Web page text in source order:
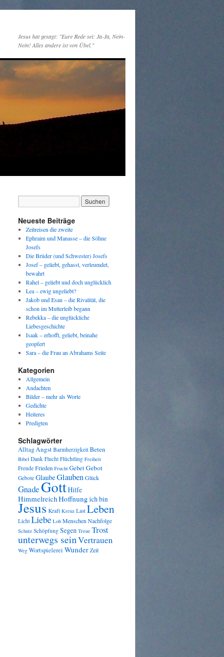
Jesus hat gesagt: "Eure Rede sei: Ja-Ja, Nein-
Nein! Alles andere ist von Übel."
Neueste Beiträge
Zeitreisen die zweite
Ephraim und Manasse – die Söhne
Josefs
Die Brüder (und Schwester) Josefs
Josef – geliebt, gehasst, verleumdet,
bewahrt
Rahel – geliebt und doch unglücklich
Lea – ewig ungeliebt?
Jakob und Esau – die Rivalität, die
schon im Mutterleib begann
Rebekka – die unglückliche
Liebesgeschichte
Isaak – erhofft, geliebt, beinahe
geopfert
Sara – die Frau an Abrahams Seite
Kategorien
Allgemein
Andachten
Bilder – mehr als Worte
Gedichte
Heiteres
Predigten
Schlagwörter
AlltagAngst Barmherzigkeit Beten
Bibel Dank Flucht Flüchtling Freiheit
Freude Frieden Frucht GebetGebot
Gebote GlaubeGlaubenGlück
GnadeGottHilfe
HimmelreichHoffnung ich bin
Jesus Kraft Kreuz Last Leben
Licht Liebe Lob MenschenNachfolge
Schutz Schöpfung Segen Treue Trost
unterwegs seinVertrauen
Weg Wortspielerei WunderZeit